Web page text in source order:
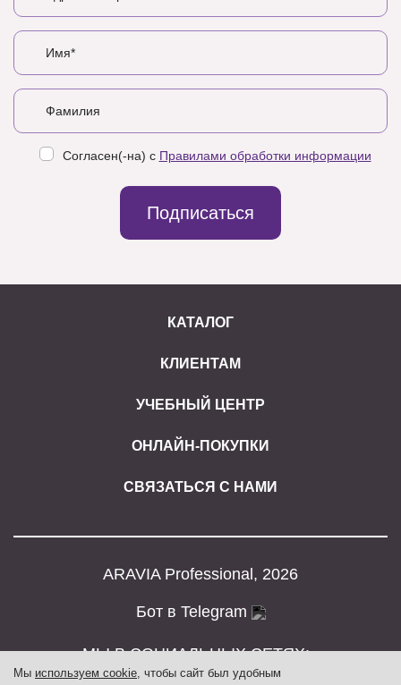
Согласен(-на) с Правилами обработки информации
Подписаться
КАТАЛОГ
КЛИЕНТАМ
УЧЕБНЫЙ ЦЕНТР
ОНЛАЙН-ПОКУПКИ
СВЯЗАТЬСЯ С НАМИ
ARAVIA Professional, 2026
Бот в Telegram
МЫ В СОЦИАЛЬНЫХ СЕТЯХ:
Мы используем cookie, чтобы сайт был удобным